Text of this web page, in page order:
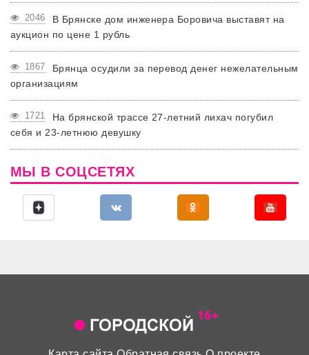
2046
В Брянске дом инженера Боровича выставят на
аукцион по цене 1 рубль
1867
Брянца осудили за перевод денег нежелательным
организациям
1721
На брянской трассе 27-летний лихач погубил
себя и 23-летнюю девушку
МЫ В СОЦСЕТЯХ